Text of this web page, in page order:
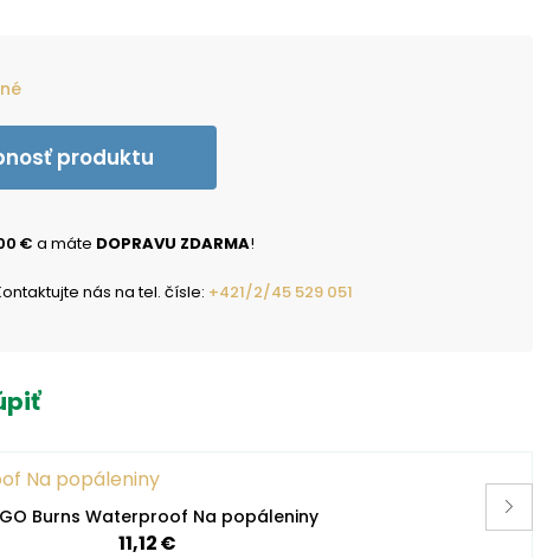
produktu
€ a máte DOPRAVU ZDARMA!
nás na tel. čísle: +421/2/45 529 051
Burns Waterproof Na popáleniny
11,12 €